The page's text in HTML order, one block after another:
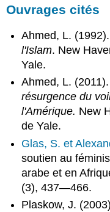
Ouvrages cités
Ahmed, L.
l'Islam. New
Yale.
Ahmed, L.
résurgence du
l'Amérique. New
de Yale.
Glas, S. et
soutien au
arabe et en
(3), 437—466.
Plaskow, J.